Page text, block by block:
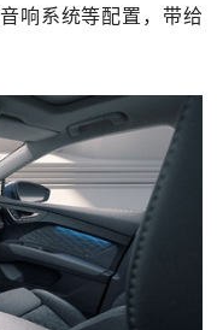
响系统等配置，带给